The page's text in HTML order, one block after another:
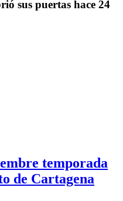
sus puertas hace 24
temporada
de Cartagena